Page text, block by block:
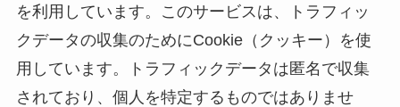
を利用しています。このサービスは、トラフィッ
クデータの収集のためにCookie（クッキー）を使
用しています。トラフィックデータは匿名で収集
されており、個人を特定するものではありませ